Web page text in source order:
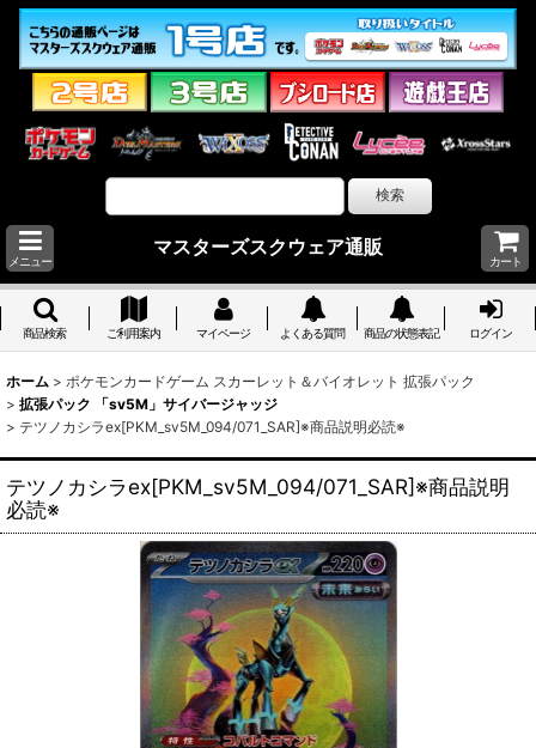
メニュー
マスターズスクウェア通販
カート
商品検索 ご利用案内 マイページ よくある質問 商品の状態表記 ログイン
ホーム > ポケモンカードゲーム スカーレット＆バイオレット 拡張パック
> 拡張パック 「sv5M」サイバージャッジ
> テツノカシラex[PKM_sv5M_094/071_SAR]※商品説明必読※
テツノカシラex[PKM_sv5M_094/071_SAR]※商品説明
必読※